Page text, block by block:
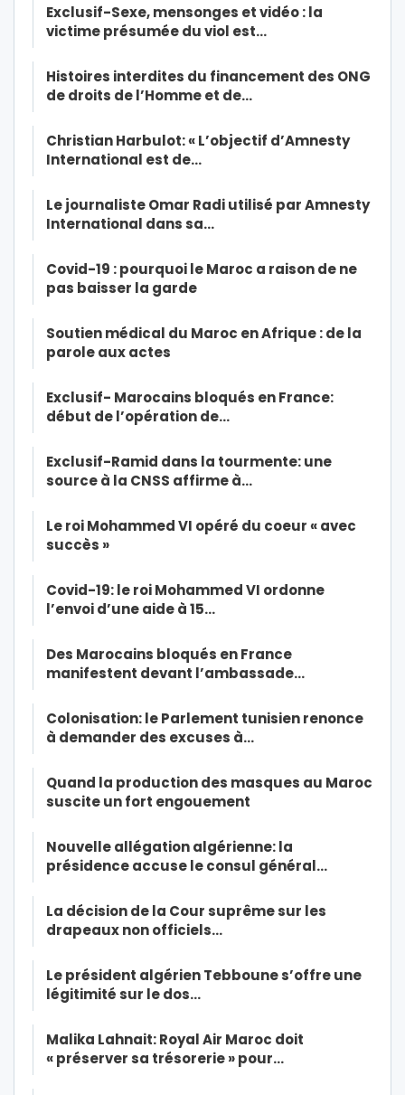
Exclusif-Sexe, mensonges et vidéo : la
victime présumée du viol est…
Histoires interdites du financement des ONG
de droits de l’Homme et de…
Christian Harbulot: « L’objectif d’Amnesty
International est de…
Le journaliste Omar Radi utilisé par Amnesty
International dans sa…
Covid-19 : pourquoi le Maroc a raison de ne
pas baisser la garde
Soutien médical du Maroc en Afrique : de la
parole aux actes
Exclusif- Marocains bloqués en France:
début de l’opération de…
Exclusif-Ramid dans la tourmente: une
source à la CNSS affirme à…
Le roi Mohammed VI opéré du coeur « avec
succès »
Covid-19: le roi Mohammed VI ordonne
l’envoi d’une aide à 15…
Des Marocains bloqués en France
manifestent devant l’ambassade…
Colonisation: le Parlement tunisien renonce
à demander des excuses à…
Quand la production des masques au Maroc
suscite un fort engouement
Nouvelle allégation algérienne: la
présidence accuse le consul général…
La décision de la Cour suprême sur les
drapeaux non officiels…
Le président algérien Tebboune s’offre une
légitimité sur le dos…
Malika Lahnait: Royal Air Maroc doit
« préserver sa trésorerie » pour…